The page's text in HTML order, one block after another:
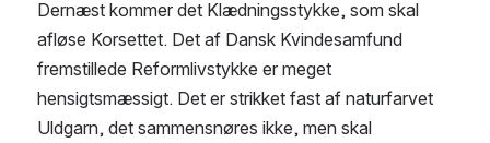
Dernæst kommer det Klædningsstykke, som skal
afløse Korsettet. Det af Dansk Kvindesamfund
fremstillede Reformlivstykke er meget
hensigtsmæssigt. Det er strikket fast af naturfarvet
Uldgarn, det sammensnøres ikke, men skal